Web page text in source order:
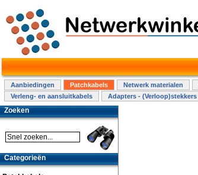
Aanbiedingen Patchkabels Netwerk materialen
Verleng- en aansluitkabels
Adapters - (Verloop)stekkers
Zoeken
Categorieën